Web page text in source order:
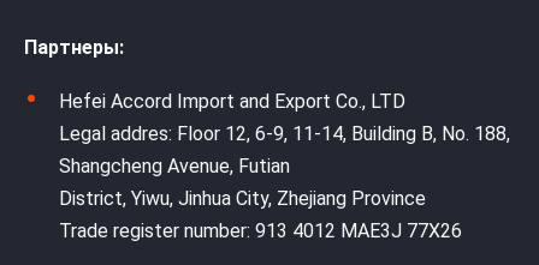
Партнеры:
Hefei Accord Import and Export Co., LTD
Legal addres: Floor 12, 6-9, 11-14, Building B, No. 188,
Shangcheng Avenue, Futian
District, Yiwu, Jinhua City, Zhejiang Province
Trade register number: 913 4012 MAE3J 77X26